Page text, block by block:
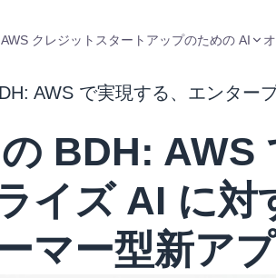
AWS クレジット スタートアップのための AI
AWS で実現する、エンター
BDH: AWS
イズ AI に対
マー型新ア